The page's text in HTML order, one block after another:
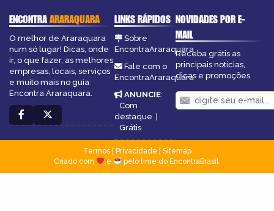
ENCONTRAARARAQUARA
O melhor de Araraquara
num só lugar! Dicas, onde
ir, o que fazer, as melhores
empresas, locais, serviços
e muito mais no guia
Encontra Araraquara.
LINKS RÁPIDOS
Sobre
EncontraAraraquara
Fale com o
EncontraAraraquara
ANUNCIE:
Com
destaque |
Grátis
NOVIDADES POR E-
MAIL
Receba grátis as
principais notícias,
dicas e promoções
Termos| Privacidade
Sitemap
Criado com
e pelo time do EncontraBrasil